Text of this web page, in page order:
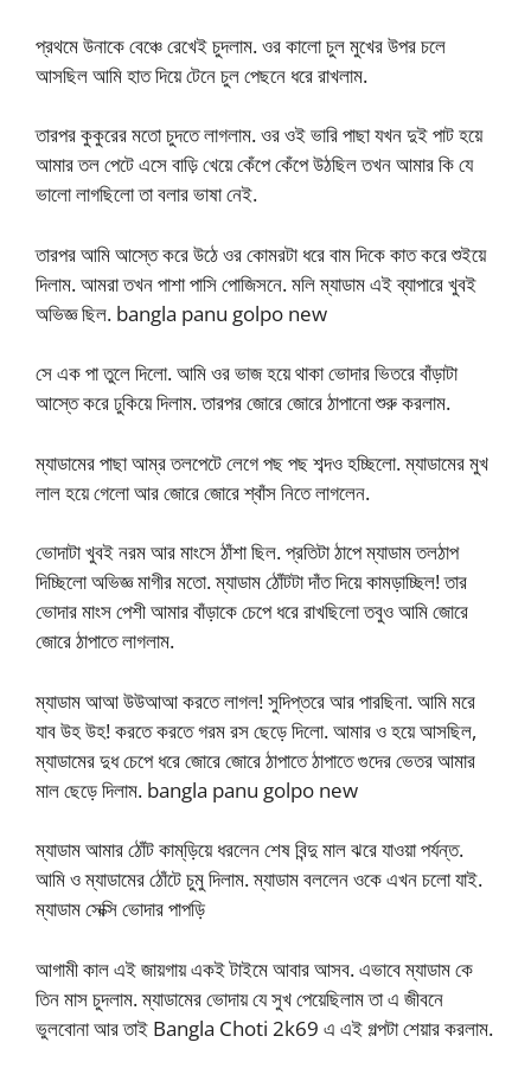
প্রথমে উনাকে বেঞ্চে রেখেই চুদলাম. ওর কালো চুল মুখের উপর চলে
আসছিল আমি হাত দিয়ে টেনে চুল পেছনে ধরে রাখলাম.
তারপর কুকুরের মতো চুদতে লাগলাম. ওর ওই ভারি পাছা যখন দুই পাট হয়ে
আমার তল পেটে এসে বাড়ি খেয়ে কেঁপে কেঁপে উঠছিল তখন আমার কি যে
ভালো লাগছিলো তা বলার ভাষা নেই.
তারপর আমি আস্তে করে উঠে ওর কোমরটা ধরে বাম দিকে কাত করে শুইয়ে
দিলাম. আমরা তখন পাশা পাসি পোজিসনে. মলি ম্যাডাম এই ব্যাপারে খুবই
অভিজ্ঞ ছিল. bangla panu golpo new
সে এক পা তুলে দিলো. আমি ওর ভাজ হয়ে থাকা ভোদার ভিতরে বাঁড়াটা
আস্তে করে ঢুকিয়ে দিলাম. তারপর জোরে জোরে ঠাপানো শুরু করলাম.
ম্যাডামের পাছা আম্‌র তলপেটে লেগে পছ পছ শব্দও হচ্ছিলো. ম্যাডামের মুখ
লাল হয়ে গেলো আর জোরে জোরে শ্বাঁস নিতে লাগলেন.
ভোদাটা খুবই নরম আর মাংসে ঠাঁশা ছিল. প্রতিটা ঠাপে ম্যাডাম তলঠাপ
দিচ্ছিলো অভিজ্ঞ মাগীর মতো. ম্যাডাম ঠোঁটটা দাঁত দিয়ে কামড়াচ্ছিল! তার
ভোদার মাংস পেশী আমার বাঁড়াকে চেপে ধরে রাখছিলো তবুও আমি জোরে
জোরে ঠাপাতে লাগলাম.
ম্যাডাম আআ উউআআ করতে লাগল! সুদিপ্তরে আর পারছিনা. আমি মরে
যাব উহ উহ! করতে করতে গরম রস ছেড়ে দিলো. আমার ও হয়ে আসছিল,
ম্যাডামের দুধ চেপে ধরে জোরে জোরে ঠাপাতে ঠাপাতে গুদের ভেতর আমার
মাল ছেড়ে দিলাম. bangla panu golpo new
ম্যাডাম আমার ঠোঁট কাম্‌ড়িয়ে ধরলেন শেষ বিন্দু মাল ঝরে যাওয়া পর্যন্ত.
আমি ও ম্যাডামের ঠোঁটে চুমু দিলাম. ম্যাডাম বললেন ওকে এখন চলো যাই.
ম্যাডাম সেক্সি ভোদার পাপড়ি
আগামী কাল এই জায়গায় একই টাইমে আবার আসব. এভাবে ম্যাডাম কে
তিন মাস চুদলাম. ম্যাডামের ভোদায় যে সুখ পেয়েছিলাম তা এ জীবনে
ভুলবোনা আর তাই Bangla Choti 2k69 এ এই গল্পটা শেয়ার করলাম.